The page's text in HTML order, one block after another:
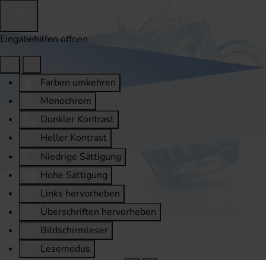
Eingabehilfen öffnen
Farben umkehren
Monochrom
Dunkler Kontrast
Heller Kontrast
Niedrige Sättigung
Hohe Sättigung
Links hervorheben
Überschriften hervorheben
Bildschirmleser
Lesemodus